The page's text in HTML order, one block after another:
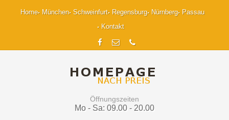
Home München Schweinfurt Regensburg Nürnberg
Passau
Kontakt
Öffnungszeiten
Mo - Sa: 09.00 - 20.00